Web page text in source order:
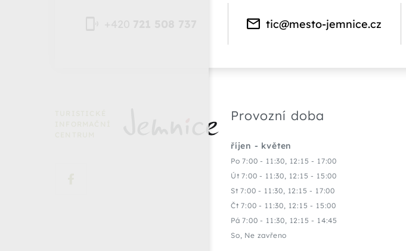
tic@mesto-jemnice.cz
Provozní doba
říjen - květen
Po 7:00 - 11:30, 12:15 - 17:00
Út 7:00 - 11:30, 12:15 - 15:00
St 7:00 - 11:30, 12:15 - 17:00
Čt 7:00 - 11:30, 12:15 - 15:00
Pá 7:00 - 11:30, 12:15 - 14:45
So, Ne zavřeno